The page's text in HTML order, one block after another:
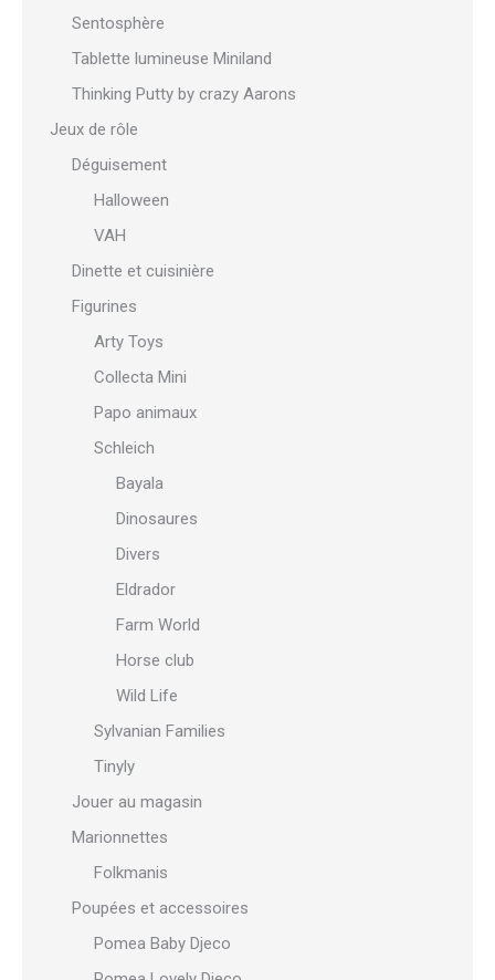
Sentosphère
Tablette lumineuse Miniland
Thinking Putty by crazy Aarons
Jeux de rôle
Déguisement
Halloween
VAH
Dinette et cuisinière
Figurines
Arty Toys
Collecta Mini
Papo animaux
Schleich
Bayala
Dinosaures
Divers
Eldrador
Farm World
Horse club
Wild Life
Sylvanian Families
Tinyly
Jouer au magasin
Marionnettes
Folkmanis
Poupées et accessoires
Pomea Baby Djeco